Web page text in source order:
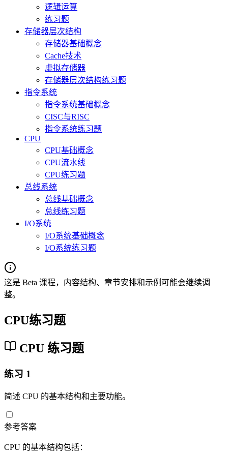
逻辑运算
练习题
存储器层次结构
存储器基础概念
Cache技术
虚拟存储器
存储器层次结构练习题
指令系统
指令系统基础概念
CISC与RISC
指令系统练习题
CPU
CPU基础概念
CPU流水线
CPU练习题
总线系统
总线基础概念
总线练习题
I/O系统
I/O系统基础概念
I/O系统练习题
这是 Beta 课程，内容结构、章节安排和示例可能会继续调
整。
CPU练习题
CPU 练习题
练习 1
简述 CPU 的基本结构和主要功能。
参考答案
CPU 的基本结构包括：